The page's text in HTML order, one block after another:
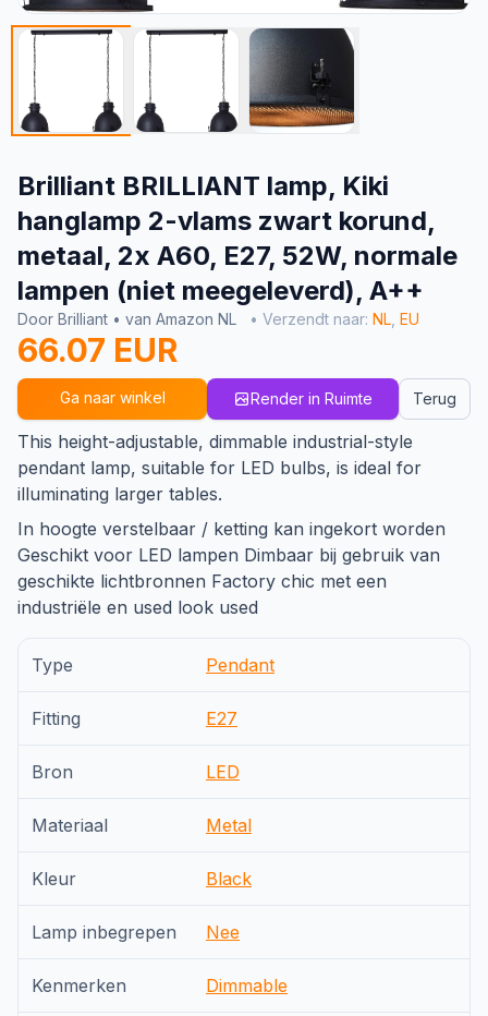
Brilliant BRILLIANT lamp, Kiki
hanglamp 2-vlams zwart korund,
metaal, 2x A60, E27, 52W, normale
lampen (niet meegeleverd), A++
Door Brilliant • van Amazon NL • Verzendt naar: NL EU
66.07 EUR
Ga naar winkel Render in Ruimte Terug
This height-adjustable, dimmable industrial-style
pendant lamp, suitable for LED bulbs, is ideal for
illuminating larger tables.
In hoogte verstelbaar / ketting kan ingekort worden
Geschikt voor LED lampen Dimbaar bij gebruik van
geschikte lichtbronnen Factory chic met een
industriële en used look used
Type Pendant
Fitting E27
Bron LED
Materiaal Metal
Kleur Black
Lamp inbegrepen Nee
Kenmerken Dimmable